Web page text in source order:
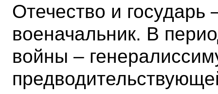
Отечество и государь
военачальник. В
войны –